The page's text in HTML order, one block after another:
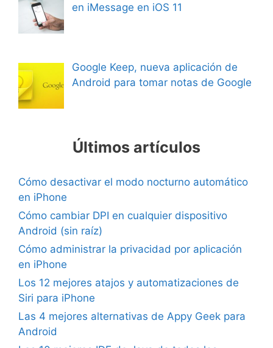
en iMessage en iOS 11
Google Keep, nueva aplicación de
Android para tomar notas de Google
Últimos artículos
Cómo desactivar el modo nocturno automático
en iPhone
Cómo cambiar DPI en cualquier dispositivo
Android (sin raíz)
Cómo administrar la privacidad por aplicación
en iPhone
Los 12 mejores atajos y automatizaciones de
Siri para iPhone
Las 4 mejores alternativas de Appy Geek para
Android